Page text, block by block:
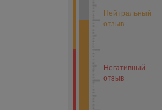
Нейтральный
отзыв
Негативный
отзыв